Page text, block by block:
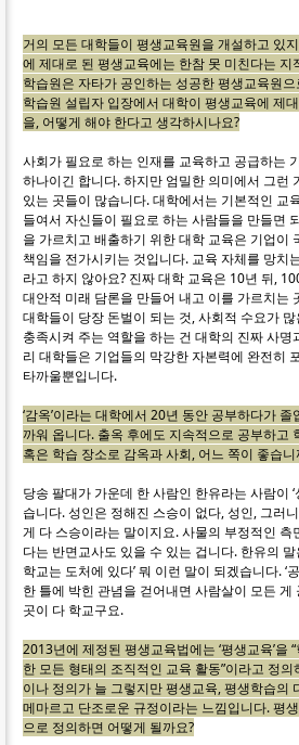
거의 모든 대학들이 평생교육원을 개설하고 있
에 제대로 된 평생교육에는 한참 못 미친다는 지
학습원은 자타가 공인하는 성공한 평생교육원
학습원 설립자 입장에서 대학이 평생교육에 제
을, 어떻게 해야 한다고 생각하시나요?
사회가 필요로 하는 인재를 교육하고 공급하는
하나이긴 합니다. 하지만 엄밀한 의미에서 그런
있는 곳들이 많습니다. 대학에서는 기본적인 교
들여서 자신들이 필요로 하는 사람들을 만들면
을 가르치고 배출하기 위한 대학 교육은 기업이
책임을 전가시키는 것입니다. 교육 자체를 망치
라고 하지 않아요? 진짜 대학 교육은 10년 뒤,
대안적 미래 담론을 만들어 내고 이를 가르치는
대학들이 당장 돈벌이 되는 것, 사회적 수요가
충족시켜 주는 역할을 하는 건 대학의 진짜 사명
리 대학들은 기업들의 막강한 자본력에 완전히
타까울뿐입니다.
‘감옥’이라는 대학에서 20년 동안 공부하다가
까워 옵니다. 출옥 후에도 지속적으로 공부하고
혹은 학습 장소로 감옥과 사회, 어느 쪽이 좋습니
당송 팔대가 가운데 한 사람인 한유라는 사람이
습니다. 성인은 정해진 스승이 없다, 성인, 그러
게 다 스승이라는 말이지요. 사물의 부정적인 측
다는 반면교사도 있을 수 있는 겁니다. 한유의
학교는 도처에 있다’ 뭐 이런 말이 되겠습니다. ‘
한 틀에 박힌 관념을 걷어내면 사람살이 모든 게
곳이 다 학교구요.
2013년에 제정된 평생교육법에는 ‘평생교육’을
한 모든 형태의 조직적인 교육 활동”이라고 정
이나 정의가 늘 그렇지만 평생교육, 평생학습의
메마르고 단조로운 규정이라는 느낌입니다. 평
으로 정의하면 어떻게 될까요?